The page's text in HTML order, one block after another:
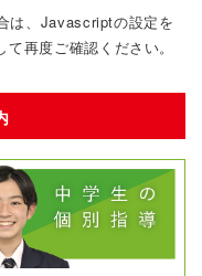
供の拒否又は停止
実に応じます。ま
案内を差し止める
。原則的にお客
覧ください。
は、Javascriptの設定を
再度ご確認ください。